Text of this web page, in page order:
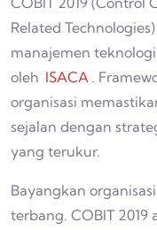
Related
manajemen
oleh ISACA .
organisasi
sejalan dengan
yang terukur.
Bayangkan
terbang. COBIT 2019